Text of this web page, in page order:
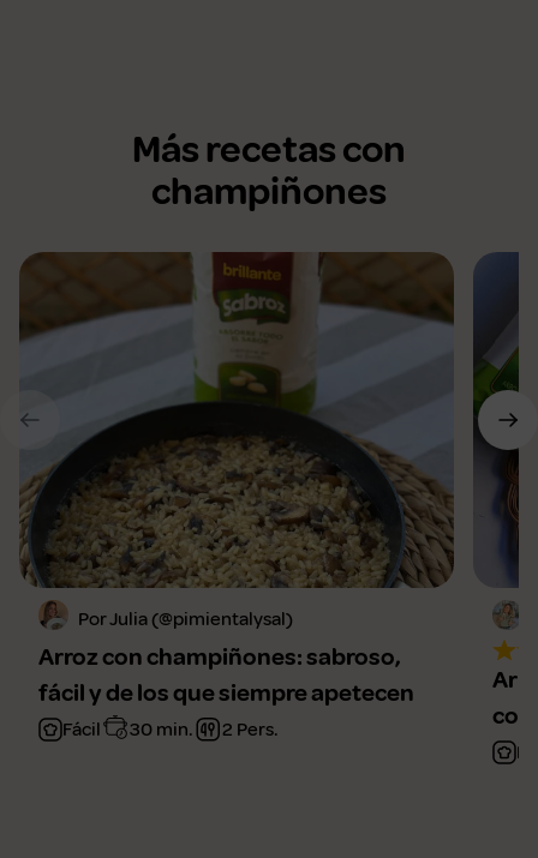
Más recetas con
champiñones
Por Julia (@pimientalysal)
Arroz con champiñones: sabroso,
fácil y de los que siempre apetecen
Fácil 30 min. 2 Pers.